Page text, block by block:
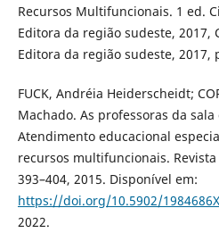
Recursos Multifuncionais. 1 ed.
Editora da região sudeste, 2017,
Editora da região sudeste, 2017,
FUCK, Andréia Heiderscheidt;
Machado. As professoras da
Atendimento educacional
recursos multifuncionais. Revista
393–404, 2015. Disponível em:
https://doi.org/10.5902/
2022.